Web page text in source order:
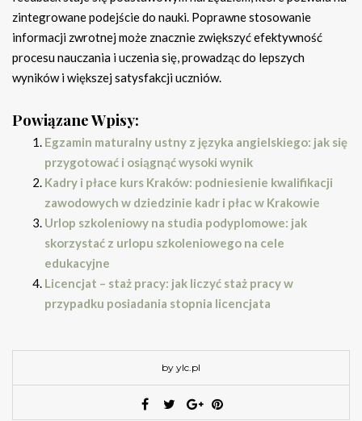
zintegrowane podejście do nauki. Poprawne stosowanie
informacji zwrotnej może znacznie zwiększyć efektywność
procesu nauczania i uczenia się, prowadząc do lepszych
wyników i większej satysfakcji uczniów.
Powiązane Wpisy:
Egzamin maturalny ustny z języka angielskiego: jak się
przygotować i osiągnąć wysoki wynik
Kadry i płace kurs Kraków: podniesienie kwalifikacji
zawodowych w dziedzinie kadr i płac w Krakowie
Urlop szkoleniowy na studia podyplomowe: jak
skorzystać z urlopu szkoleniowego na cele
edukacyjne
Licencjat – staż pracy: jak liczyć staż pracy w
przypadku posiadania stopnia licencjata
by ylc.pl